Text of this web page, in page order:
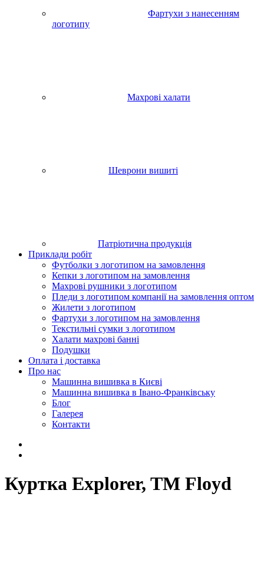
Фартухи з нанесенням
логотипу
Махрові халати
Шеврони вишиті
Патріотична продукція
Приклади робіт
Футболки з логотипом на замовлення
Кепки з логотипом на замовлення
Махрові рушники з логотипом
Пледи з логотипом компанії на замовлення оптом
Жилети з логотипом
Фартухи з логотипом на замовлення
Текстильні сумки з логотипом
Халати махрові банні
Подушки
Оплата і доставка
Про нас
Машинна вишивка в Києві
Машинна вишивка в Івано-Франківську
Блог
Галерея
Контакти
Куртка Explorer, TM Floyd